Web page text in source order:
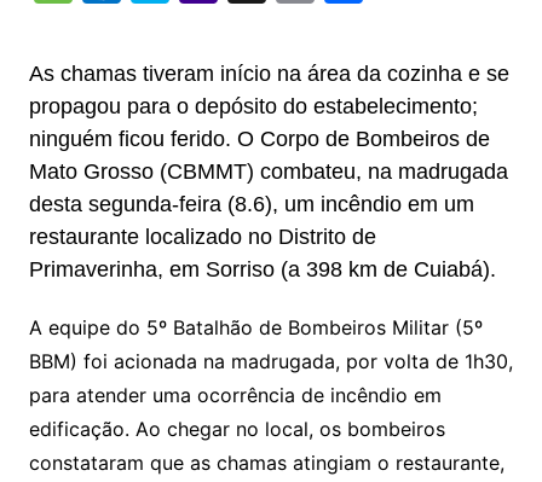
p
y
Li
n
k
at
A
p
p
e
gr
a
m
er t
k
e
dI
n
e
Cl
a
s
sr
o
o
m
e
g
s
s
a
g
e
lo
o
k.
c
o
m
y
p
e
h
o
o
M
ai
l
e
a
d
s
ai
l
ar
e
As chamas tiveram início na área da cozinha e se
propagou para o depósito do estabelecimento;
ninguém ficou ferido. O Corpo de Bombeiros de
Mato Grosso (CBMMT) combateu, na madrugada
desta segunda-feira (8.6), um incêndio em um
restaurante localizado no Distrito de
Primaverinha, em Sorriso (a 398 km de Cuiabá).
A equipe do 5º Batalhão de Bombeiros Militar (5º
BBM) foi acionada na madrugada, por volta de 1h30,
para atender uma ocorrência de incêndio em
edificação. Ao chegar no local, os bombeiros
constataram que as chamas atingiam o restaurante,